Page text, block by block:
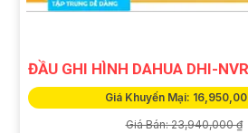
ĐẦU GHI HÌNH DAHUA DHI-
Giá Khuyến Mại:
Giá Bán: 23,940,000 ₫